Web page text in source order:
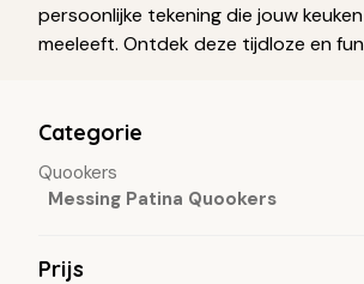
persoonlijke tekening die jouw
meeleeft. Ontdek deze tijdloze en
Categorie
Quookers
Messing Patina Quookers
Prijs